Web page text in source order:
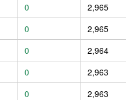
0 2,965
0 2,965
0 2,964
0 2,963
0 2,963